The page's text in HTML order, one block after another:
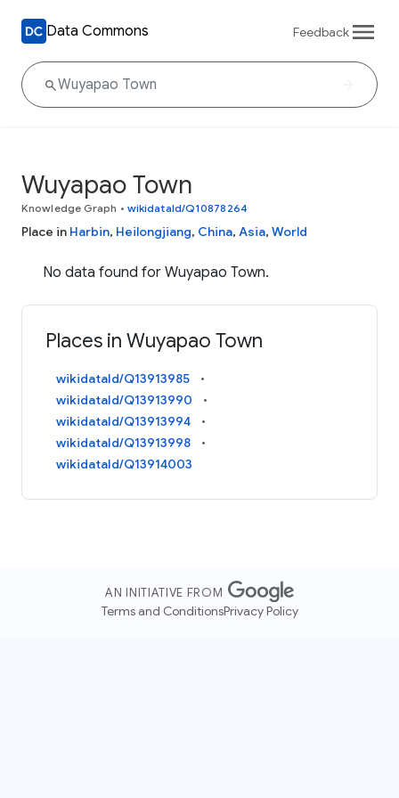
Data Commons Feedback
Wuyapao Town
Knowledge Graph • wikidataId/Q10878264
Place in Harbin, Heilongjiang, China, Asia, World
No data found for Wuyapao Town.
Places in Wuyapao Town
wikidataId/Q13913985
wikidataId/Q13913990
wikidataId/Q13913994
wikidataId/Q13913998
wikidataId/Q13914003
AN INITIATIVE FROM
Terms and ConditionsPrivacy Policy